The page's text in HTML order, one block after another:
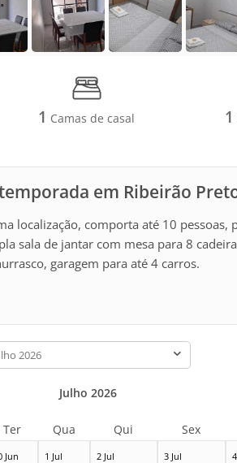
1 Camas de casal 1
em Ribeirão
localização, comporta até 10 pessoas,
sala de jantar com mesa para 8
garagem para até 4 carros.
Jun 1 Jul 2 Jul 3 Jul
Julho 2026
Ter Qua Qui Sex